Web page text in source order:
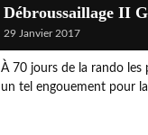
Débroussaillage II
29 Janvier 2017
À 70 jours de la rando les
un tel engouement pour